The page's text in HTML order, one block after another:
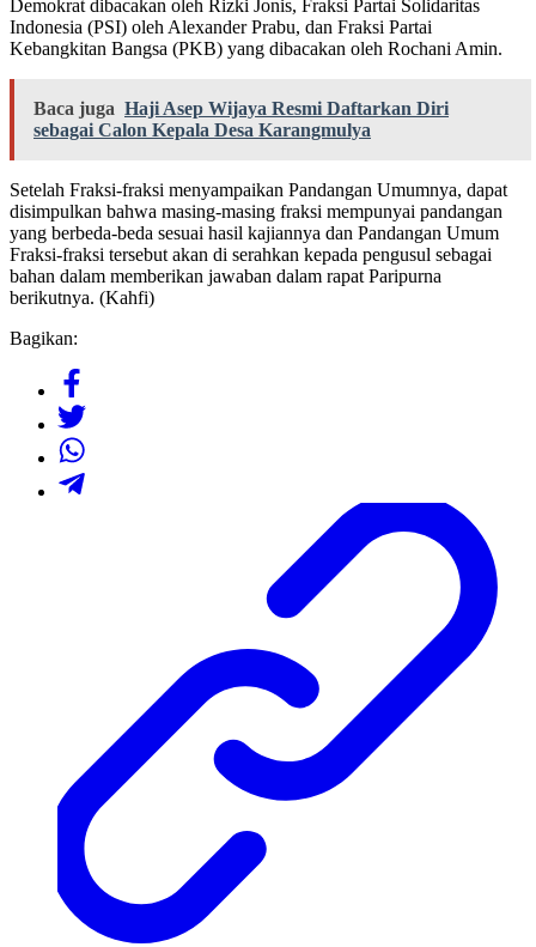
Demokrat dibacakan oleh Rizki Jonis, Fraksi Partai Solidaritas
Indonesia (PSI) oleh Alexander Prabu, dan Fraksi Partai
Kebangkitan Bangsa (PKB) yang dibacakan oleh Rochani Amin.
Baca juga Haji Asep Wijaya Resmi Daftarkan Diri
sebagai Calon Kepala Desa Karangmulya
Setelah Fraksi-fraksi menyampaikan Pandangan Umumnya, dapat
disimpulkan bahwa masing-masing fraksi mempunyai pandangan
yang berbeda-beda sesuai hasil kajiannya dan Pandangan Umum
Fraksi-fraksi tersebut akan di serahkan kepada pengusul sebagai
bahan dalam memberikan jawaban dalam rapat Paripurna
berikutnya. (Kahfi)
Bagikan: